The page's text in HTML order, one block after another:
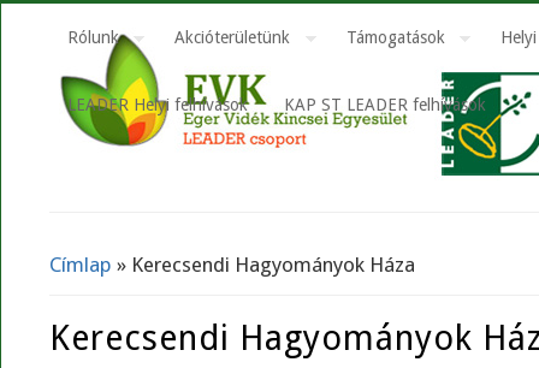
Rólunk Akcióterületünk Támogatások
LEADER Helyi felhívások KAP ST LEADER felhívások
Jelenlegi hely
Címlap » Kerecsendi Hagyományok Háza
Kerecsendi Hagyományok